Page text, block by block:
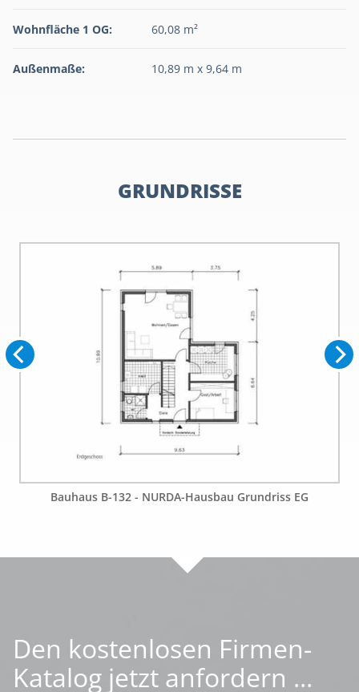
Wohnfläche 1 OG: 60,08 m²
Außenmaße: 10,89 m x 9,64 m
GRUNDRISSE
Bauhaus B-132 - NURDA-Hausbau Grundriss EG
Den kostenlosen Firmen-
Katalog jetzt anfordern ...